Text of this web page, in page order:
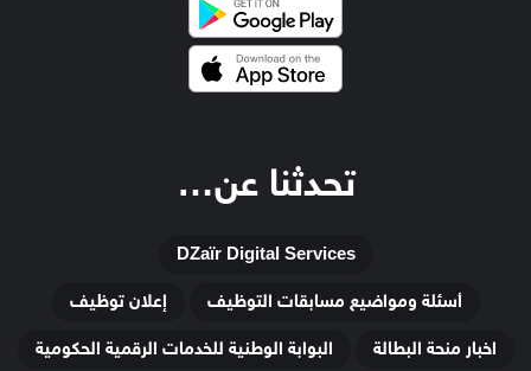
تحدثنا عن…
DZaïr Digital Services
أسئلة ومواضيع مسابقات التوظيف
إعلان توظيف
اخبار منحة البطالة
البوابة الوطنية للخدمات الرقمية الحكومية